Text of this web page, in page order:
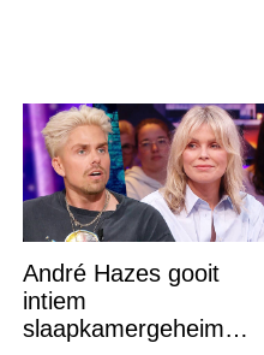
André Hazes gooit
intiem
slaapkamergeheim